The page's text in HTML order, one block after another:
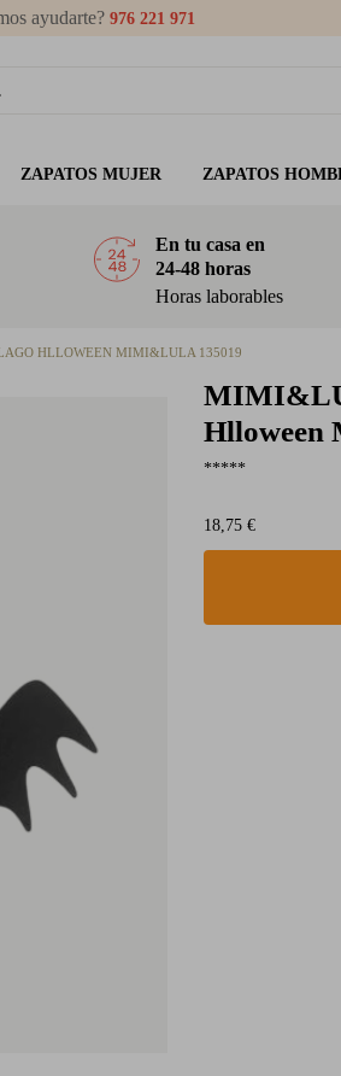
ayudarte? 976 221 971
ZAPATOS MUJER ZAPATOS
En tu casa en
24-48 horas
Horas laborables
HLLOWEEN MIMI&LULA 135019
Hlloween
*****
18,75 €